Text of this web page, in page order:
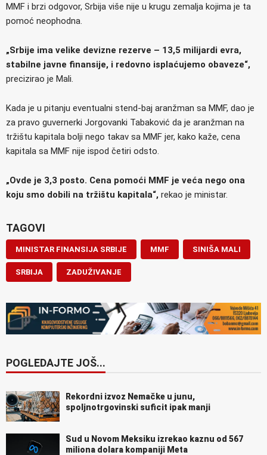
MMF i brzi odgovor, Srbija više nije u krugu zemalja kojima je ta
pomoć neophodna.
„Srbije ima velike devizne rezerve – 13,5 milijardi evra,
stabilne javne finansije, i redovno isplaćujemo obaveze“,
precizirao je Mali.
Kada je u pitanju eventualni stend-baj aranžman sa MMF, dao je
za pravo guvernerki Jorgovanki Tabaković da je aranžman na
tržištu kapitala bolji nego takav sa MMF jer, kako kaže, cena
kapitala sa MMF nije ispod četiri odsto.
„Ovde je 3,3 posto. Cena pomoći MMF je veća nego ona
koju smo dobili na tržištu kapitala“, rekao je ministar.
TAGOVI
MINISTAR FINANSIJA SRBIJE MMF SINIŠA MALI
SRBIJA ZADUŽIVANJE
POGLEDAJTE JOŠ...
Rekordni izvoz Nemačke u junu,
spoljnotrgovinski suficit ipak manji
Sud u Novom Meksiku izrekao kaznu od 567
miliona dolara kompaniji Meta